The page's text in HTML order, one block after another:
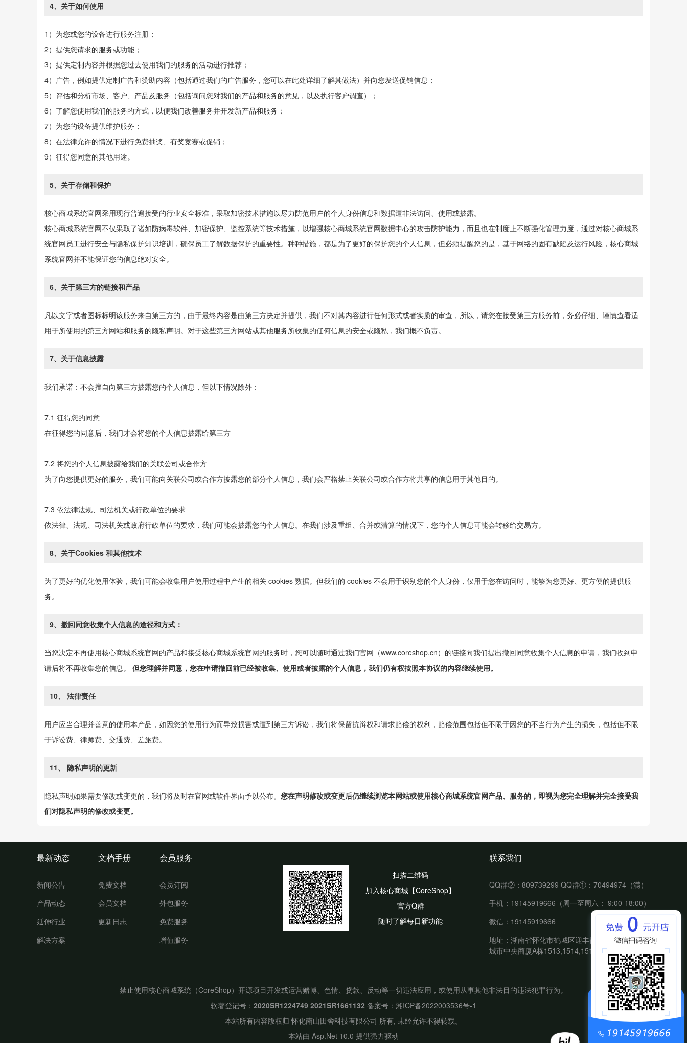
4、关于如何使用
1）为您或您的设备进行服务注册；
2）提供您请求的服务或功能；
3）提供定制内容并根据您过去使用我们的服务的活动进行推荐；
4）广告，例如提供定制广告和赞助内容（包括通过我们的广告服务，您可以在此处详细了解其做法）并向您发送促销信息；
5）评估和分析市场、客户、产品及服务（包括询问您对我们的产品和服务的意见，以及执行客户调查）；
6）了解您使用我们的服务的方式，以便我们改善服务并开发新产品和服务；
7）为您的设备提供维护服务；
8）在法律允许的情况下进行免费抽奖、有奖竞赛或促销；
9）征得您同意的其他用途。
5、关于存储和保护
核心商城系统官网采用现行普遍接受的行业安全标准，采取加密技术措施以尽力防范用户的个人身份信息和数据遭非法访问、使用或披露。
核心商城系统官网不仅采取了诸如防病毒软件、加密保护、监控系统等技术措施，以增强核心商城系统官网数据中心的攻击防护能力，而且也在制度上不断强化管理力度，通过对核心商城系
统官网员工进行安全与隐私保护知识培训，确保员工了解数据保护的重要性。种种措施，都是为了更好的保护您的个人信息，但必须提醒您的是，基于网络的固有缺陷及运行风险，核心商城
系统官网并不能保证您的信息绝对安全。
6、关于第三方的链接和产品
凡以文字或者图标标明该服务来自第三方的，由于最终内容是由第三方决定并提供，我们不对其内容进行任何形式或者实质的审查，所以，请您在接受第三方服务前，务必仔细、谨慎查看适
用于所使用的第三方网站和服务的隐私声明。对于这些第三方网站或其他服务所收集的任何信息的安全或隐私，我们概不负责。
7、关于信息披露
我们承诺：不会擅自向第三方披露您的个人信息，但以下情况除外：
7.1 征得您的同意
在征得您的同意后，我们才会将您的个人信息披露给第三方
7.2 将您的个人信息披露给我们的关联公司或合作方
为了向您提供更好的服务，我们可能向关联公司或合作方披露您的部分个人信息，我们会严格禁止关联公司或合作方将共享的信息用于其他目的。
7.3 依法律法规、司法机关或行政单位的要求
依法律、法规、司法机关或政府行政单位的要求，我们可能会披露您的个人信息。在我们涉及重组、合并或清算的情况下，您的个人信息可能会转移给交易方。
8、关于Cookies 和其他技术
为了更好的优化使用体验，我们可能会收集用户使用过程中产生的相关 cookies 数据。但我们的 cookies 不会用于识别您的个人身份，仅用于您在访问时，能够为您更好、更方便的提供服
务。
9、撤回同意收集个人信息的途径和方式：
当您决定不再使用核心商城系统官网的产品和接受核心商城系统官网的服务时，您可以随时通过我们官网（www.coreshop.cn）的链接向我们提出撤回同意收集个人信息的申请，我们收到申
请后将不再收集您的信息。 但您理解并同意，您在申请撤回前已经被收集、使用或者披露的个人信息，我们仍有权按照本协议的内容继续使用。
10、 法律责任
用户应当合理并善意的使用本产品，如因您的使用行为而导致损害或遭到第三方诉讼，我们将保留抗辩权和请求赔偿的权利，赔偿范围包括但不限于因您的不当行为产生的损失，包括但不限
于诉讼费、律师费、交通费、差旅费。
11、 隐私声明的更新
隐私声明如果需要修改或变更的，我们将及时在官网或软件界面予以公布。 您在声明修改或变更后仍继续浏览本网站或使用核心商城系统官网产品、服务的，即视为您完全理解并完全接受我
们对隐私声明的修改或变更。
最新动态
新闻公告
产品动态
延伸行业
解决方案
文档手册
免费文档
会员文档
更新日志
会员服务
会员订阅
外包服务
免费服务
增值服务
扫描二维码
加入核心商城【CoreShop】
官方Q群
随时了解每日新功能
联系我们
QQ群②：809739299 QQ群①：70494974（满）
手机：19145919666（周一至周六： 9:00-18:00）
微信：19145919666
地址：湖南省怀化市鹤城区迎丰街道佳慧华盛堂
城市中央商厦A栋1513,1514,1515室
禁止使用核心商城系统（CoreShop）开源项目开发或运营赌博、色情、贷款、反动等一切违法应用，或使用从事其他非法目的违法犯罪行为。
软著登记号： 2020SR1224749 2021SR1661132 备案号： 湘ICP备2022003536号-1
本站所有内容版权归 怀化南山田舍科技有限公司 所有, 未经允许不得转载。
本站由 Asp.Net 10.0 提供强力驱动